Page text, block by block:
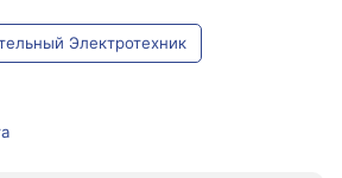
Электротехник